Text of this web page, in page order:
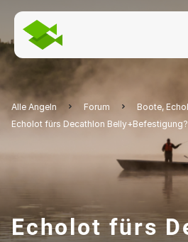
Alle Angeln Forum
Boote,
Echolot fürs Decathlon Belly+Befestigung?
Echolot fürs